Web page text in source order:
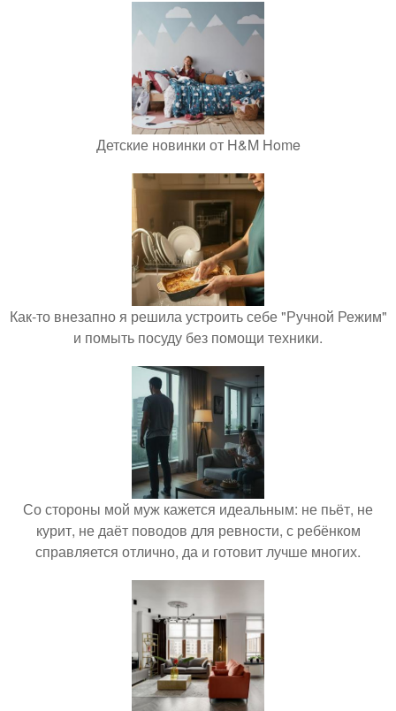
Детские новинки от H&M Home
Как-то внезапно я решила устроить себе "Ручной Режим"
и помыть посуду без помощи техники.
Со стороны мой муж кажется идеальным: не пьёт, не
курит, не даёт поводов для ревности, с ребёнком
справляется отлично, да и готовит лучше многих.